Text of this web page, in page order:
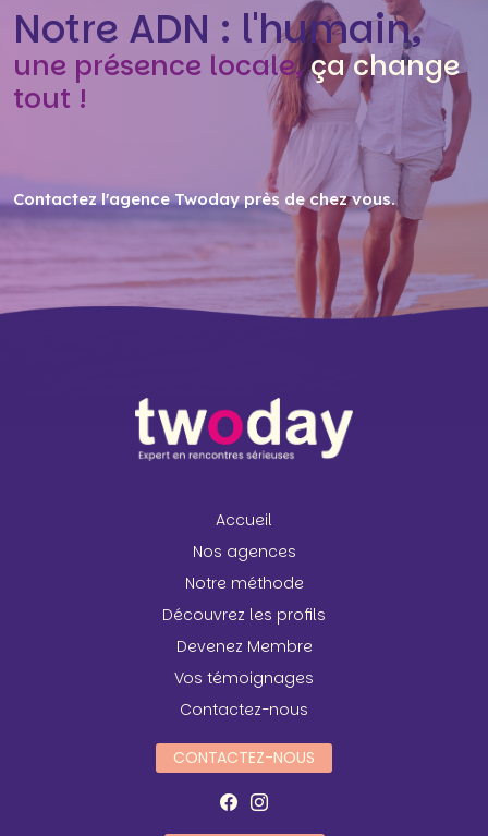
Notre ADN : l'humain,
une présence locale,ça change
tout !
Contactez l'agence Twoday près de chez vous.
Accueil
Nos agences
Notre méthode
Découvrez les profils
Devenez Membre
Vos témoignages
Contactez-nous
CONTACTEZ-NOUS